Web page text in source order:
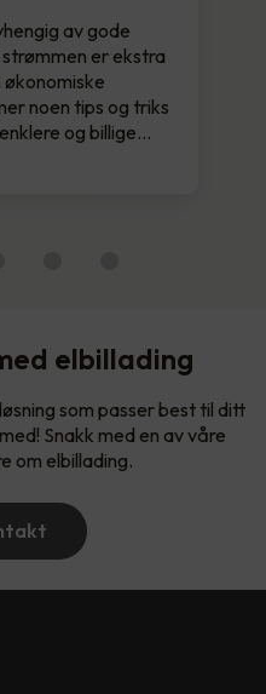
av gode
er ekstra
noen tips og triks
og billige…
elbillading
som passer best til ditt
Snakk med en av våre
om elbillading.